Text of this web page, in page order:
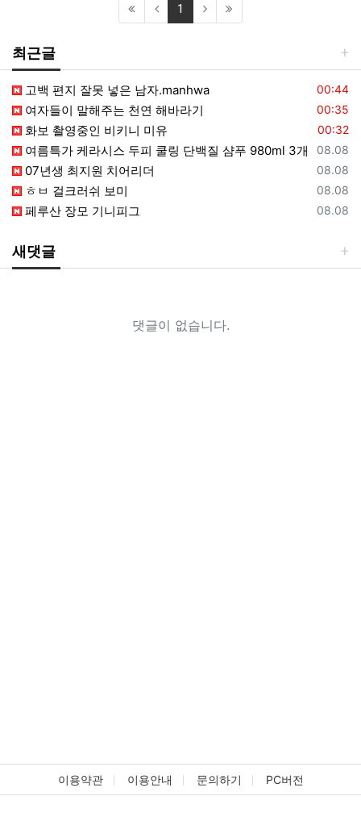
1 (current)
최근글
등록일
00:44
고백 편지 잘못 넣은 남자.manhwa
등록일
00:35
여자들이 말해주는 천연 해바라기
등록일
00:32
화보 촬영중인 비키니 미유
등록일
08.08
여름특가 케라시스 두피 쿨링 단백질 샴푸 980ml 3개
등록일
08.08
07년생 최지원 치어리더
등록일
08.08
ㅎㅂ 걸크러쉬 보미
등록일
08.08
페루산 장모 기니피그
새댓글
댓글이 없습니다.
이용약관 이용안내 문의하기 PC버전